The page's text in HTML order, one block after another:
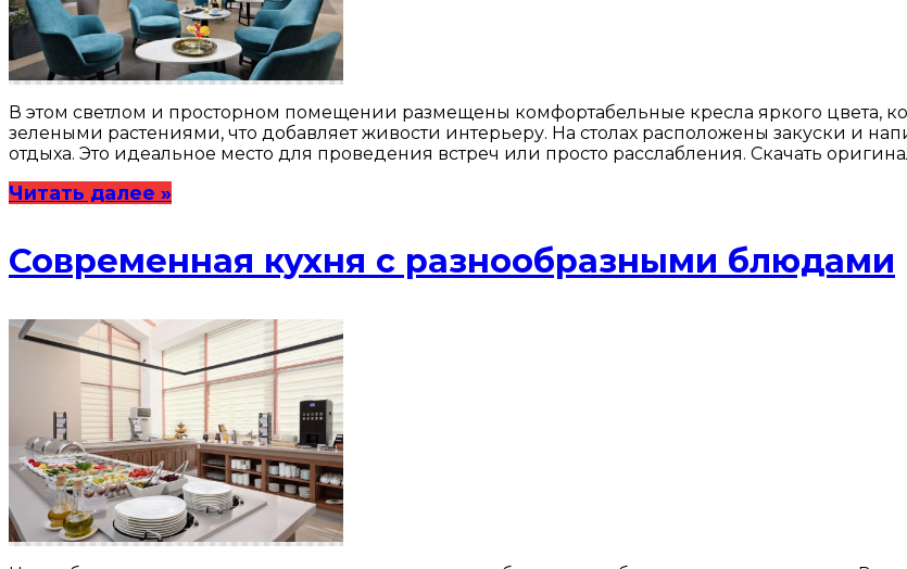
В этом светлом и просторном помещении размещены комфортабельные кресла яркого цвета,
зелеными растениями, что добавляет живости интерьеру. На столах расположены закуски и
отдыха. Это идеальное место для проведения встреч или просто расслабления. Скачать
Читать далее »
Современная кухня с разнообразными блюдами